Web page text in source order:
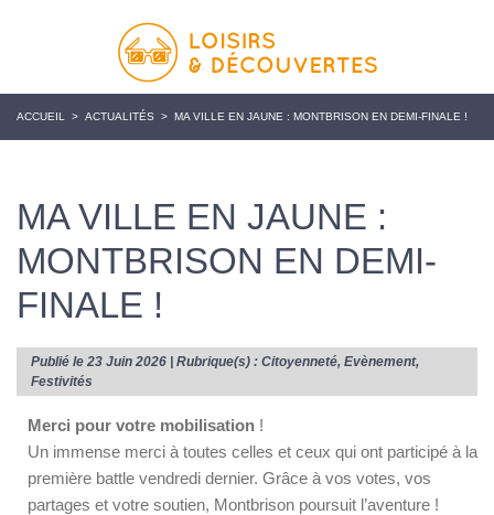
ACCUEIL > ACTUALITÉS > MA VILLE EN JAUNE : MONTBRISON EN DEMI-FINALE !
MA VILLE EN JAUNE :
MONTBRISON EN DEMI-
FINALE !
Publié le 23 Juin 2026 | Rubrique(s) : Citoyenneté, Evènement,
Festivités
Merci pour votre mobilisation !
Un immense merci à toutes celles et ceux qui ont participé à la
première battle vendredi dernier. Grâce à vos votes, vos
partages et votre soutien, Montbrison poursuit l’aventure !